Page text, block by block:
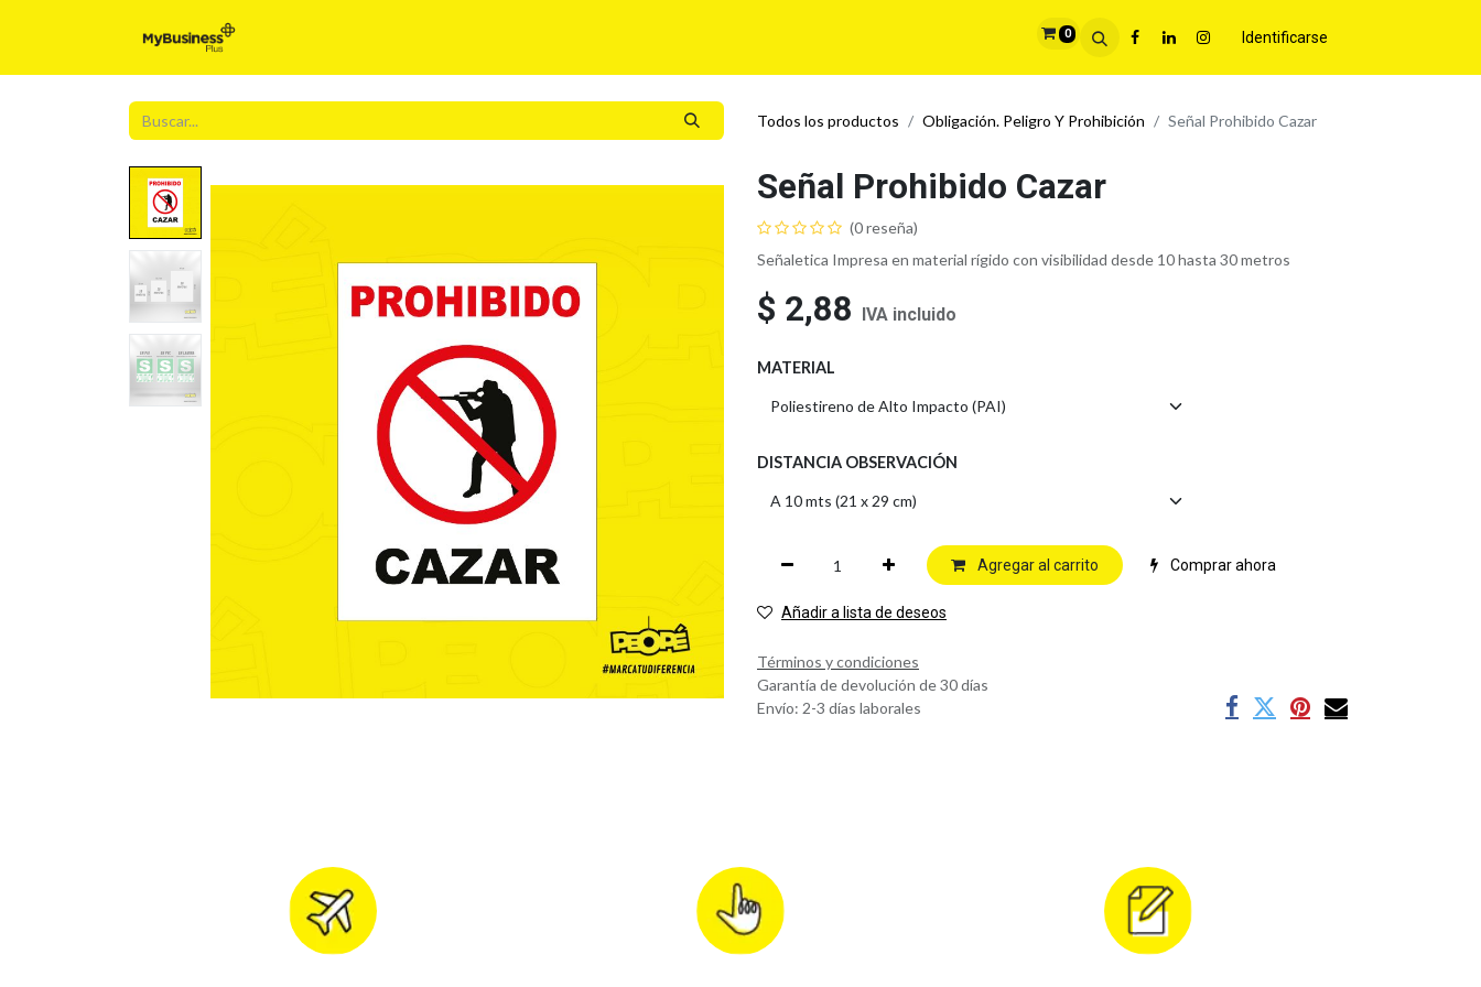
0 Identificarse
Todos los productos Obligación. Peligro Y Prohibición Señal Prohibido Cazar
Señal Prohibido Cazar
(0 reseña)
Señaletica Impresa en material rígido con visibilidad desde 10 hasta 30 metros
$ 2,88 IVA incluido
MATERIAL
DISTANCIA OBSERVACIÓN
Agregar al carrito Comprar ahora
Añadir a lista de deseos
Términos y condiciones
Garantía de devolución de 30 días
Envío: 2-3 días laborales